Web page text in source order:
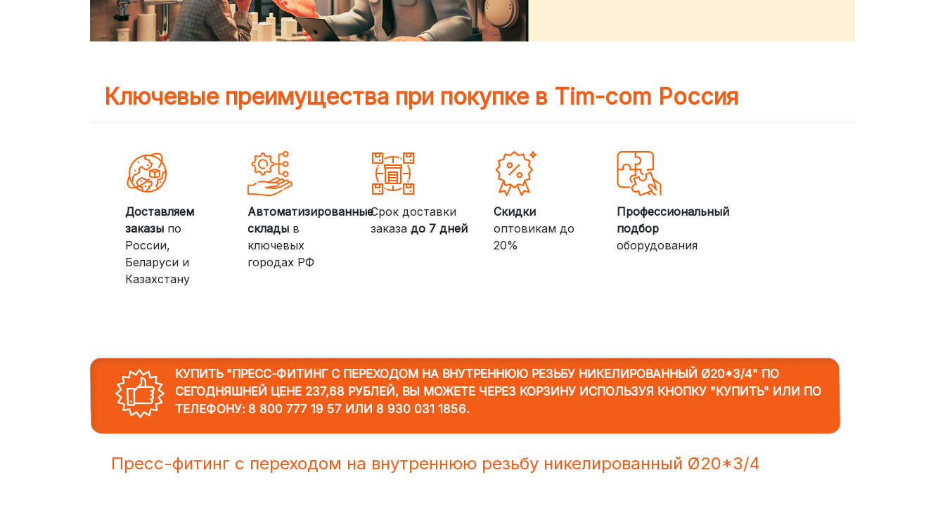
Ключевые преимущества при покупке в Tim-com Россия
Доставляем
заказыпо
России,
Беларуси и
Казахстану
Автоматизированные
склады в
ключевых
городах РФ
Срок доставки
заказадо 7 дней
Скидки
оптовикам до
20%
Профессиональный
подбор
оборудования
КУПИТЬ "ПРЕСС-ФИТИНГ С ПЕРЕХОДОМ НА ВНУТРЕННЮЮ РЕЗЬБУ НИКЕЛИРОВАННЫЙ Ø20*3/4"ПО
СЕГОДНЯШНЕЙ ЦЕНЕ 237,68 РУБЛЕЙ, ВЫ МОЖЕТЕ ЧЕРЕЗ КОРЗИНУ ИСПОЛЬЗУЯ КНОПКУ "КУПИТЬ" ИЛИ ПО
ТЕЛЕФОНУ: 8 800 777 19 57ИЛИ 8 930 031 1856.
Пресс-фитинг с переходом на внутреннюю резьбу никелированный Ø20*3/4